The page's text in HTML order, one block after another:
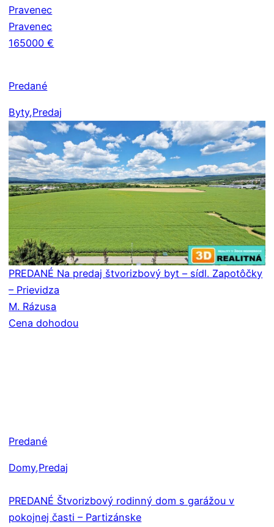
Pravenec
Pravenec
165000 €
Predané
Byty,Predaj
PREDANÉ Na predaj štvorizbový byt – sídl. Zapotôčky
– Prievidza
M. Rázusa
Cena dohodou
Predané
Domy,Predaj
PREDANÉ Štvorizbový rodinný dom s garážou v
pokojnej časti – Partizánske